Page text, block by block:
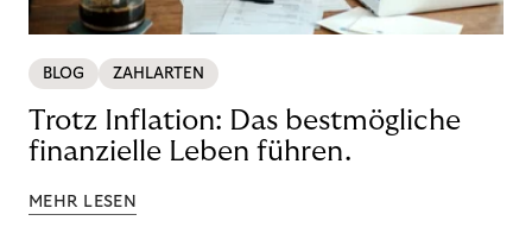
BLOG ZAHLARTEN
Trotz Inflation: Das bestmögliche
finanzielle Leben führen.
MEHR LESEN